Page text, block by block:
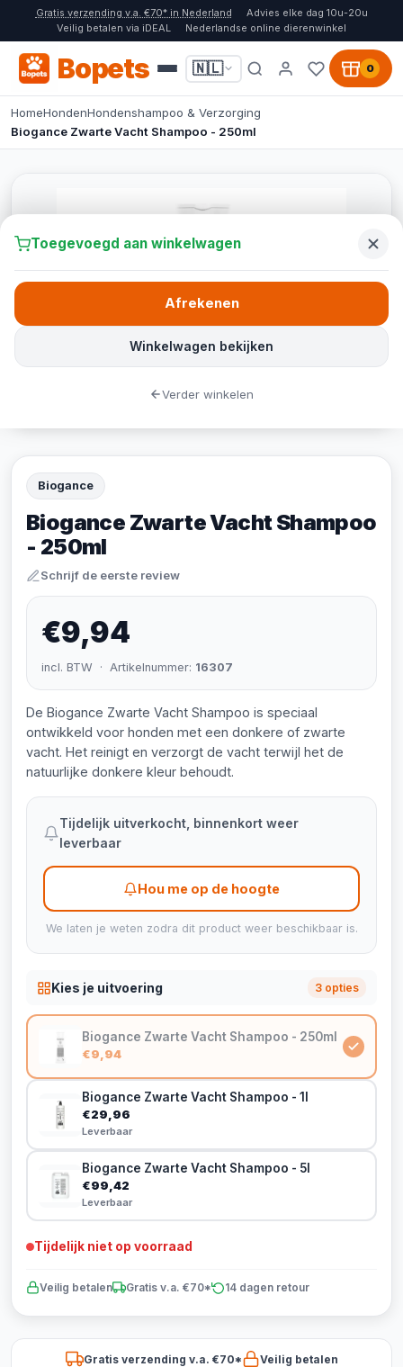
Gratis verzending v.a. €70* in Nederland
Advies elke dag 10u-20u
Veilig betalen via iDEAL
Nederlandse online dierenwinkel
Bopets 🇳🇱 0
HomeHondenHondenshampoo & Verzorging
Biogance Zwarte Vacht Shampoo - 250ml
Biogance
Biogance Zwarte Vacht Shampoo
- 250ml
Schrijf de eerste review
€9,94
incl. BTW · Artikelnummer: 16307
De Biogance Zwarte Vacht Shampoo is speciaal
ontwikkeld voor honden met een donkere of zwarte
vacht. Het reinigt en verzorgt de vacht terwijl het de
natuurlijke donkere kleur behoudt.
Tijdelijk uitverkocht, binnenkort weer
leverbaar
Hou me op de hoogte
We laten je weten zodra dit product weer beschikbaar is.
Kies je uitvoering 3 opties
Biogance Zwarte Vacht Shampoo - 250ml
€9,94
Biogance Zwarte Vacht Shampoo - 1l
€29,96
Leverbaar
Biogance Zwarte Vacht Shampoo - 5l
€99,42
Leverbaar
Tijdelijk niet op voorraad
Veilig betalen Gratis v.a. €70* 14 dagen retour
Gratis verzending v.a. €70*
Veilig betalen
Toegevoegd aan winkelwagen
Winkelwagen bekijken
Afrekenen
Verder winkelen